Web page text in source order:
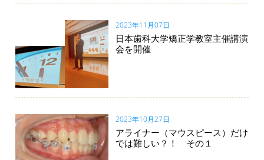
2023年11月07日
日本歯科大学矯正学教室主催講演
会を開催
2023年10月27日
アライナー（マウスピース）だけ
では難しい？！ その１